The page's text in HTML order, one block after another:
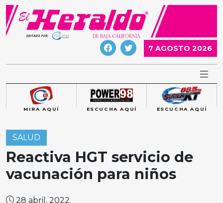
Skip
content
7 AGOSTO 2026
MIRA AQUÍ ESCUCHA AQUÍ ESCUCHA AQUÍ
SALUD
Reactiva HGT servicio de
vacunación para niños
28 abril, 2022